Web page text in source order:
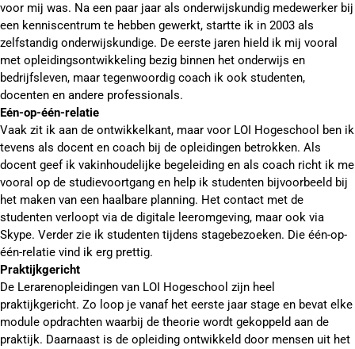
voor mij was. Na een paar jaar als onderwijskundig medewerker bij
een kenniscentrum te hebben gewerkt, startte ik in 2003 als
zelfstandig onderwijskundige. De eerste jaren hield ik mij vooral
met opleidingsontwikkeling bezig binnen het onderwijs en
bedrijfsleven, maar tegenwoordig coach ik ook studenten,
docenten en andere professionals.
Eén-op-één-relatie
Vaak zit ik aan de ontwikkelkant, maar voor LOI Hogeschool ben ik
tevens als docent en coach bij de opleidingen betrokken. Als
docent geef ik vakinhoudelijke begeleiding en als coach richt ik me
vooral op de studievoortgang en help ik studenten bijvoorbeeld bij
het maken van een haalbare planning. Het contact met de
studenten verloopt via de digitale leeromgeving, maar ook via
Skype. Verder zie ik studenten tijdens stagebezoeken. Die één-op-
één-relatie vind ik erg prettig.
Praktijkgericht
De Lerarenopleidingen van LOI Hogeschool zijn heel
praktijkgericht. Zo loop je vanaf het eerste jaar stage en bevat elke
module opdrachten waarbij de theorie wordt gekoppeld aan de
praktijk. Daarnaast is de opleiding ontwikkeld door mensen uit het